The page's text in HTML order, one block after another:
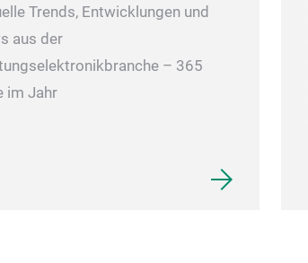
Trends, Entwicklungen und
aus der
– 365
im Jahr